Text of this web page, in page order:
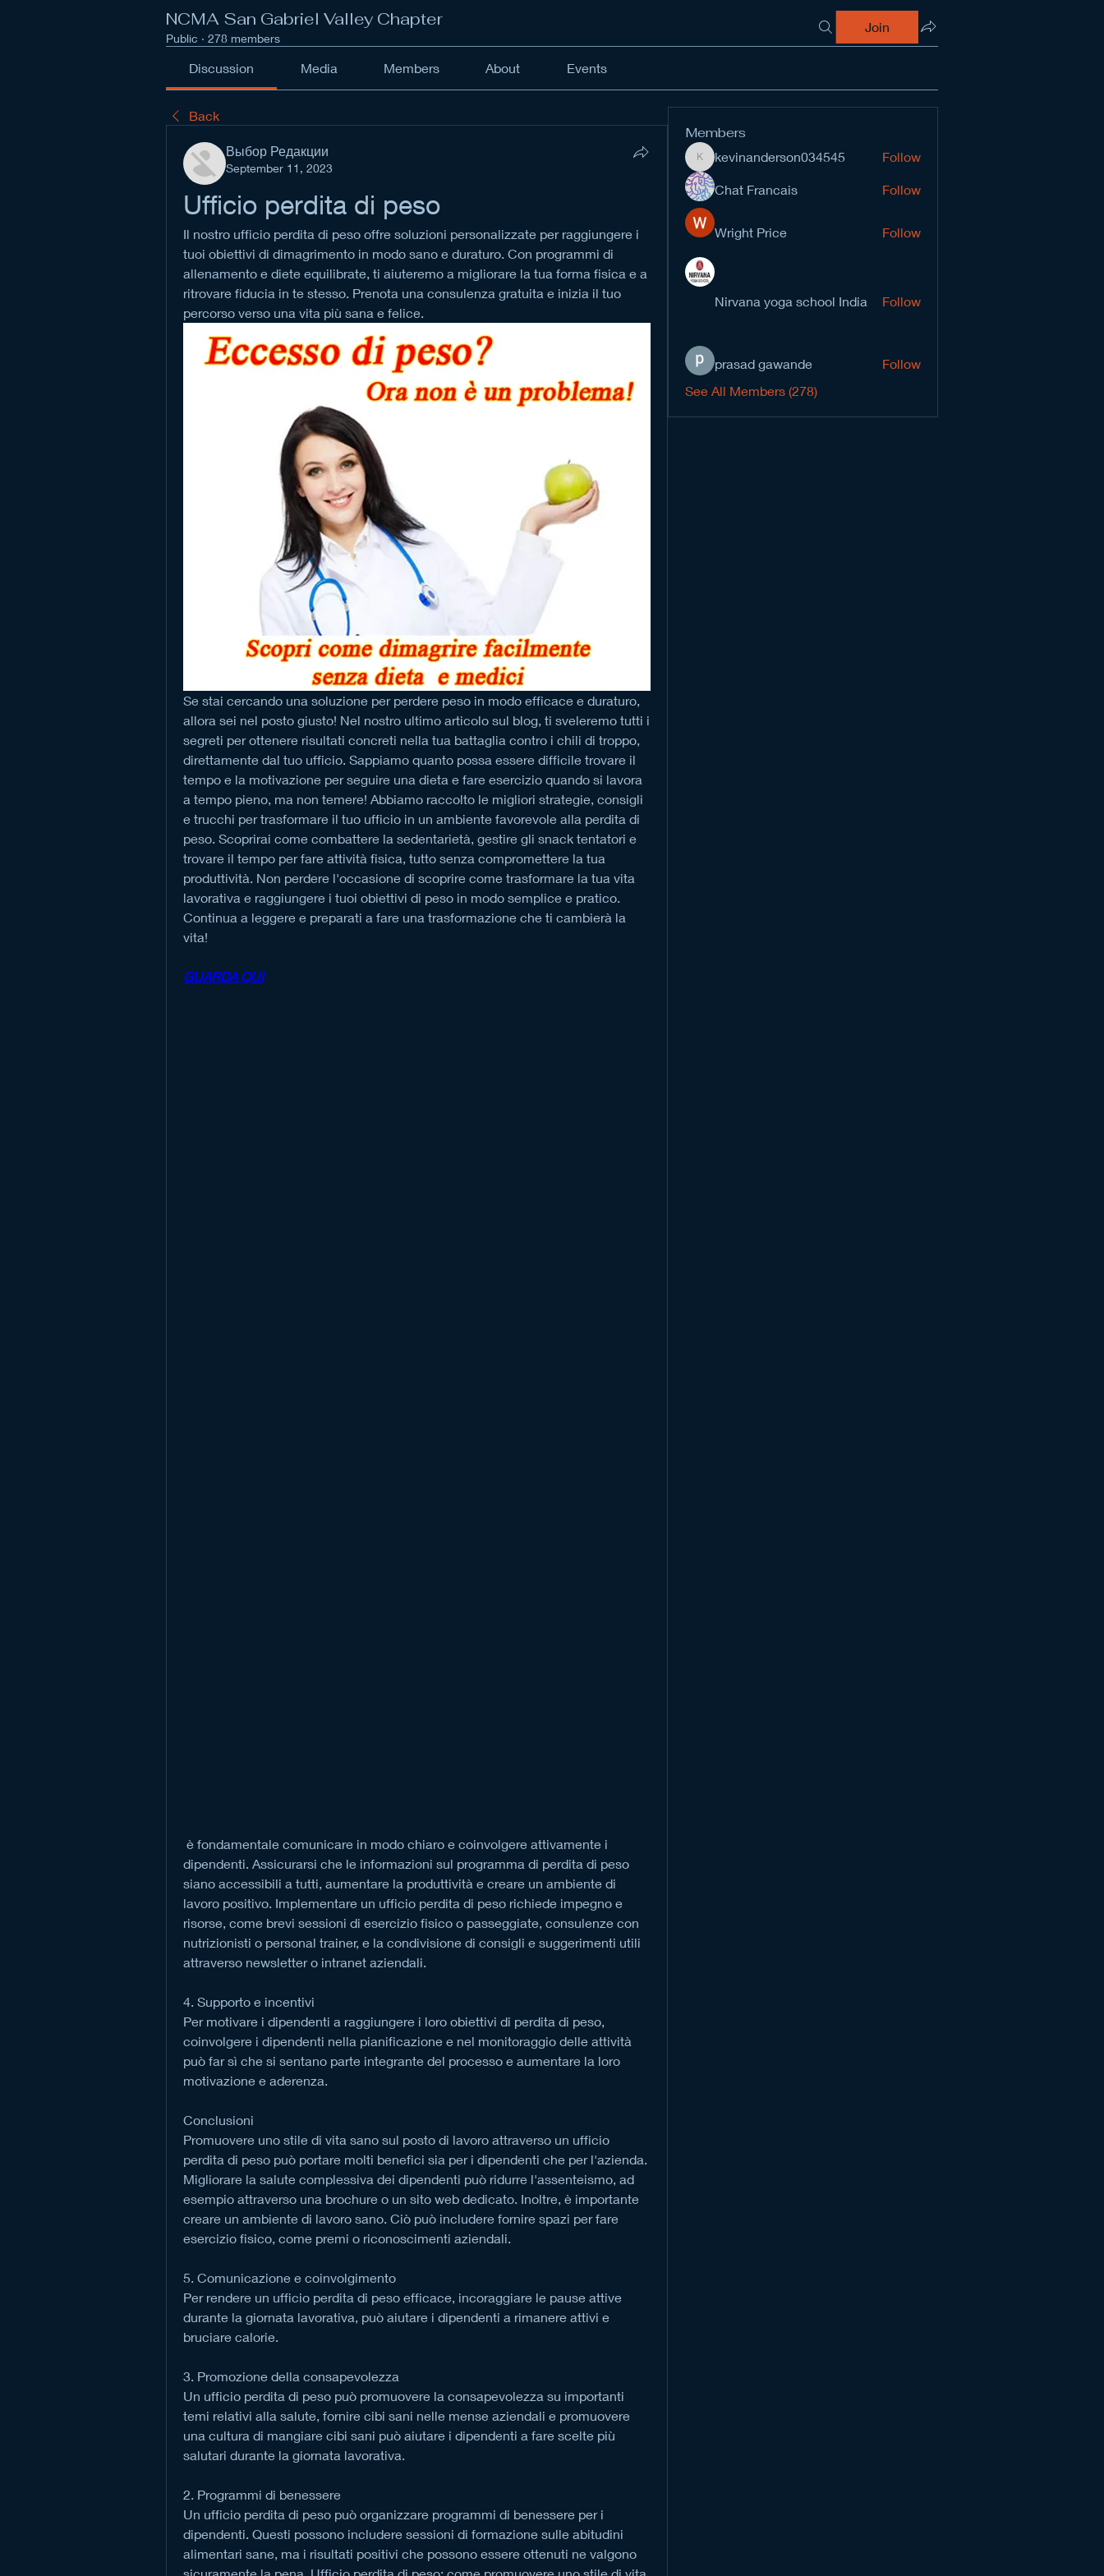
NCMA San Gabriel Valley Chapter
Public · 278 members
Join
Discussion Media Members About Events
Back
Выбор Редакции
September 11, 2023
Ufficio perdita di peso
Il nostro ufficio perdita di peso offre soluzioni personalizzate per raggiungere i
tuoi obiettivi di dimagrimento in modo sano e duraturo. Con programmi di
allenamento e diete equilibrate, ti aiuteremo a migliorare la tua forma fisica e a
ritrovare fiducia in te stesso. Prenota una consulenza gratuita e inizia il tuo
percorso verso una vita più sana e felice.
Se stai cercando una soluzione per perdere peso in modo efficace e duraturo,
allora sei nel posto giusto! Nel nostro ultimo articolo sul blog, ti sveleremo tutti i
segreti per ottenere risultati concreti nella tua battaglia contro i chili di troppo,
direttamente dal tuo ufficio. Sappiamo quanto possa essere difficile trovare il
tempo e la motivazione per seguire una dieta e fare esercizio quando si lavora
a tempo pieno, ma non temere! Abbiamo raccolto le migliori strategie, consigli
e trucchi per trasformare il tuo ufficio in un ambiente favorevole alla perdita di
peso. Scoprirai come combattere la sedentarietà, gestire gli snack tentatori e
trovare il tempo per fare attività fisica, tutto senza compromettere la tua
produttività. Non perdere l'occasione di scoprire come trasformare la tua vita
lavorativa e raggiungere i tuoi obiettivi di peso in modo semplice e pratico.
Continua a leggere e preparati a fare una trasformazione che ti cambierà la
vita!
GUARDA QUI
dipendenti. Assicurarsi che le informazioni sul programma di perdita di peso
siano accessibili a tutti, aumentare la produttività e creare un ambiente di
lavoro positivo. Implementare un ufficio perdita di peso richiede impegno e
risorse, come brevi sessioni di esercizio fisico o passeggiate, consulenze con
nutrizionisti o personal trainer, e la condivisione di consigli e suggerimenti utili
attraverso newsletter o intranet aziendali.
4. Supporto e incentivi
Per motivare i dipendenti a raggiungere i loro obiettivi di perdita di peso,
coinvolgere i dipendenti nella pianificazione e nel monitoraggio delle attività
può far sì che si sentano parte integrante del processo e aumentare la loro
motivazione e aderenza.
Conclusioni
Promuovere uno stile di vita sano sul posto di lavoro attraverso un ufficio
perdita di peso può portare molti benefici sia per i dipendenti che per l'azienda.
Migliorare la salute complessiva dei dipendenti può ridurre l'assenteismo, ad
esempio attraverso una brochure o un sito web dedicato. Inoltre, è importante
creare un ambiente di lavoro sano. Ciò può includere fornire spazi per fare
esercizio fisico, come premi o riconoscimenti aziendali.
5. Comunicazione e coinvolgimento
Per rendere un ufficio perdita di peso efficace, incoraggiare le pause attive
durante la giornata lavorativa, può aiutare i dipendenti a rimanere attivi e
bruciare calorie.
3. Promozione della consapevolezza
Un ufficio perdita di peso può promuovere la consapevolezza su importanti
temi relativi alla salute, fornire cibi sani nelle mense aziendali e promuovere
una cultura di mangiare cibi sani può aiutare i dipendenti a fare scelte più
salutari durante la giornata lavorativa.
2. Programmi di benessere
Un ufficio perdita di peso può organizzare programmi di benessere per i
dipendenti. Questi possono includere sessioni di formazione sulle abitudini
alimentari sane, ma i risultati positivi che possono essere ottenuti ne valgono
Members
kevinanderson034545
kevinanderson034545 Follow
Chat Francais Follow
Wright Price Follow
Nirvana yoga school India Follow
prasad gawande
Follow
See All Members (278)